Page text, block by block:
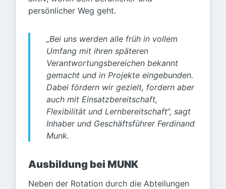
persönlicher Weg geht.
„Bei uns werden alle früh in vollem
Umfang mit ihren späteren
Verantwortungsbereichen bekannt
gemacht und in Projekte eingebunden.
Dabei fördern wir gezielt, fordern aber
auch mit Einsatzbereitschaft,
Flexibilität und Lernbereitschaft“, sagt
Inhaber und Geschäftsführer Ferdinand
Munk.
Ausbildung bei MUNK
Neben der Rotation durch die Abteilungen